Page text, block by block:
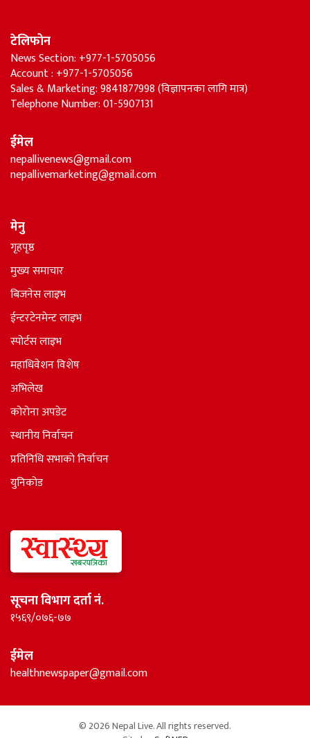
टेलिफोन
News Section: +977-1-5705056
Account : +977-1-5705056
Sales & Marketing: 9841877998 (विज्ञापनका लागि मात्र)
Telephone Number: 01-5907131
ईमेल
nepallivenews@gmail.com
nepallivemarketing@gmail.com
मेनु
गृहपृष्ठ
मुख्य समाचार
बिजनेस लाइभ
ईन्टरटेनमेन्ट लाइभ
स्पोर्टस लाइभ
महाधिवेशन विशेष
अभिलेख
कोरोना अपडेट
स्थानीय निर्वाचन
प्रतिनिधि सभाकाे निर्वाचन
युनिकोड
सूचना विभाग दर्ता नं.
१५६९/०७६-७७
ईमेल
healthnewspaper@gmail.com
© 2026 Nepal Live. All rights reserved.